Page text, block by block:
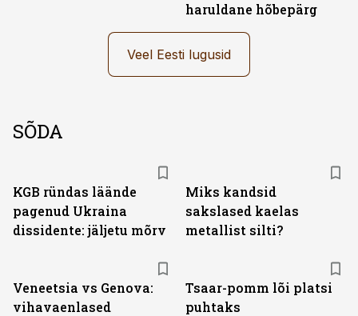
haruldane hõbepärg
Veel Eesti lugusid
SÕDA
KGB ründas läände
pagenud Ukraina
dissidente: jäljetu mõrv
Miks kandsid
sakslased kaelas
metallist silti?
Veneetsia vs Genova:
vihavaenlased
Tsaar-pomm lõi platsi
puhtaks